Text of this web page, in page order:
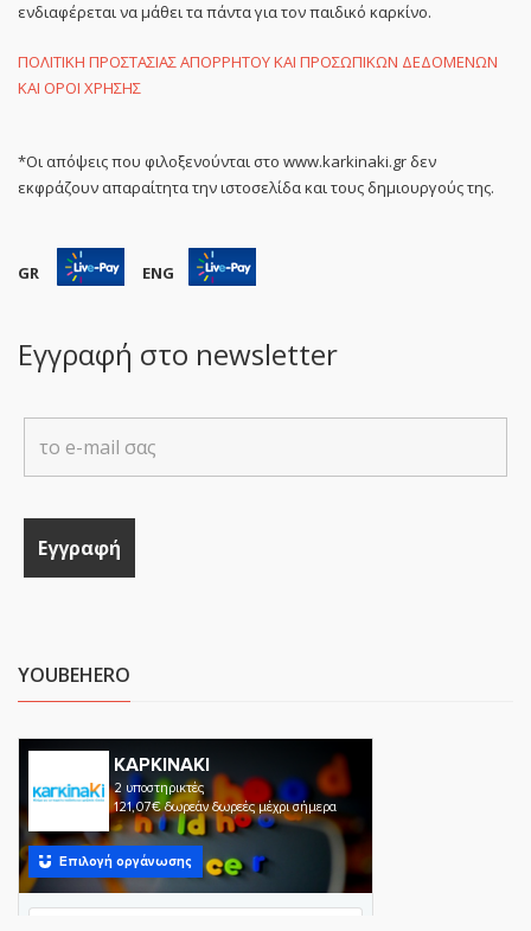
ενδιαφέρεται να μάθει τα πάντα για τον παιδικό καρκίνο.
ΠΟΛΙΤΙΚΗ ΠΡΟΣΤΑΣΙΑΣ ΑΠΟΡΡΗΤΟΥ ΚΑΙ ΠΡΟΣΩΠΙΚΩΝ ΔΕΔΟΜΕΝΩΝ
ΚΑΙ ΟΡΟΙ ΧΡΗΣΗΣ
*Οι απόψεις που φιλοξενούνται στο www.karkinaki.gr δεν
εκφράζουν απαραίτητα την ιστοσελίδα και τους δημιουργούς της.
GR ENG
Εγγραφή στο newsletter
YOUBEHERO